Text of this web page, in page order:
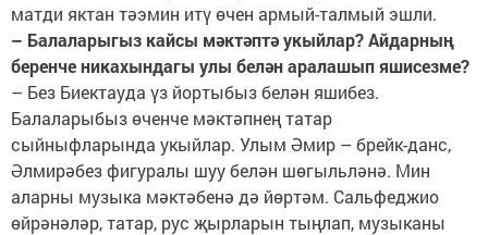
матди яктан тәэмин итү өчен армый-талмый эшли.
– Балаларыгыз кайсы мәктәптә укыйлар? Айдарның
беренче никахындагы улы белән аралашып яшисезме?
– Без Биектауда үз йортыбыз белән яшибез.
Балаларыбыз өченче мәктәпнең татар
сыйныфларында укыйлар. Улым Әмир – брейк-данс,
Әлмирәбез фигуралы шуу белән шөгыльләнә. Мин
аларны музыка мәктәбенә дә йөртәм. Сальфеджио
өйрәнәләр, татар, рус җырларын тыңлап, музыканы